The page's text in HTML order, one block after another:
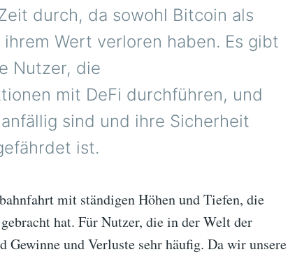
durch, da sowohl Bitcoin als
Wert verloren haben. Es gibt
Nutzer, die
mit DeFi durchführen, und
sind und ihre Sicherheit
ist.
mit ständigen Höhen und Tiefen, die
hat. Für Nutzer, die in der Welt der
und Verluste sehr häufig. Da wir unsere